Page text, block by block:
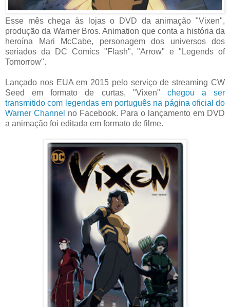
Esse mês chega às lojas o DVD da animação "Vixen",
produção da Warner Bros. Animation que conta a história da
heroína Mari McCabe, personagem dos universos dos
seriados da DC Comics "Flash", "Arrow" e "Legends of
Tomorrow".
Lançado nos EUA em 2015 pelo serviço de streaming CW
Seed em formato de curtas, "Vixen" chegou a ser
transmitido com legendas em português na página oficial do
Warner Channel no Facebook. Para o lançamento em DVD
a animação foi editada em formato de filme.